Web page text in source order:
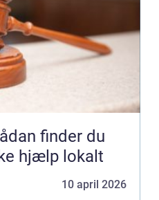
hjælp lokalt
10 april 2026